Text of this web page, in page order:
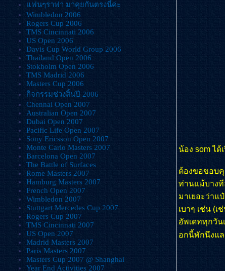
ฟนๆราฟา มาคุยกันตรงนี้ค่ะ
Wimbledon 2006
Rogers Cup 2006
TMS Cincinnati 2006
US Open 2006
Davis Cup World Group 2006
Thailand Open 2006
Stokholm Open 2006
TMS Madrid 2006
Masters Cup 2006
กิจกรรมช่วงสิ้นปี 2006
Chennai Open 2007
Australian Open 2007
Dubai Open 2007
Pacific Life Open 2007
Sony Ericsson Open 2007
Monte Carlo Masters 2007
Barcelona Open 2007
The Battle of Surfaces
Rome Masters 2007
Hamburg Masters 2007
French Open 2007
Wimbledon 2007
Stuttgart Mercedes Cup 2007
Rogers Cup 2007
TMS Cincinnati 2007
US Open 2007
Madrid Masters 2007
Paris Masters 2007
Masters Cup 2007 @ Shanghai
Year End Activities 2007
น้อง som ได้
ต้องขอขอบ
ท่านแม้บางที
มาเยอะว่าแ
เบาๆ เช่น (
อัพเดททุกวัน
อกนี้พักนึงแ